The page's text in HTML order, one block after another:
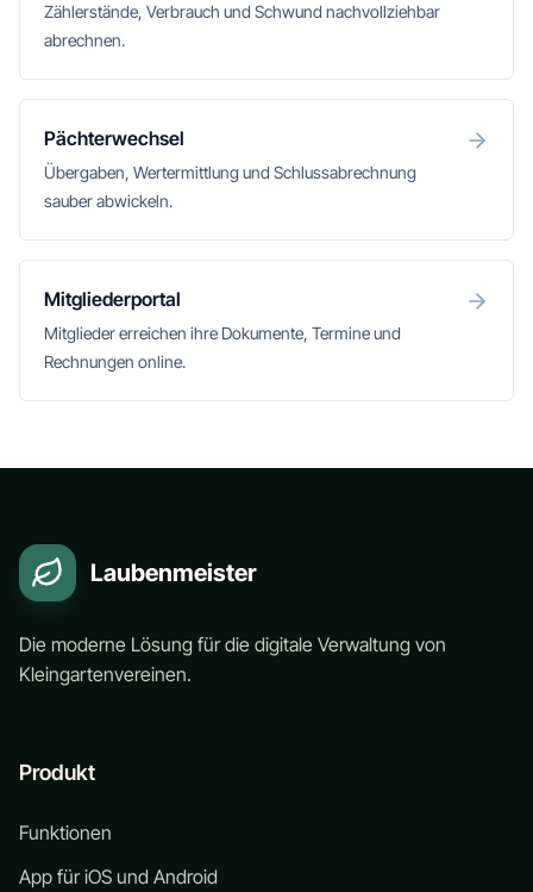
Zählerstände, Verbrauch und Schwund nachvollziehbar
abrechnen.
Pächterwechsel
Übergaben, Wertermittlung und Schlussabrechnung
sauber abwickeln.
Mitgliederportal
Mitglieder erreichen ihre Dokumente, Termine und
Rechnungen online.
Laubenmeister
Die moderne Lösung für die digitale Verwaltung von
Kleingartenvereinen.
Produkt
Funktionen
App für iOS und Android